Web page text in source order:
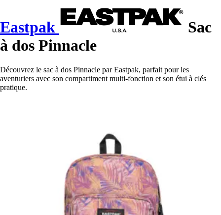
Eastpak
Sac
à dos Pinnacle
Découvrez le sac à dos Pinnacle par Eastpak, parfait pour les
aventuriers avec son compartiment multi-fonction et son étui à clés
pratique.